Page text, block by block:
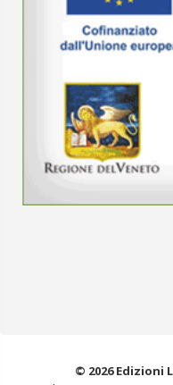
© 2026 Edizioni